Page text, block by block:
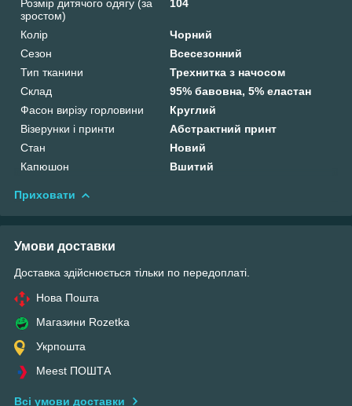
Розмір дитячого одягу (за
зростом)
104
Колір
Чорний
Сезон
Всесезонний
Тип тканини
Трехнитка з начосом
Склад
95% бавовна, 5% еластан
Фасон вирізу горловини
Круглий
Візерунки і принти
Абстрактний принт
Стан
Новий
Капюшон
Вшитий
Приховати
Умови доставки
Доставка здійснюється тільки по передоплаті.
Нова Пошта
Магазини Rozetka
Укрпошта
Meest ПОШТА
Всі умови доставки